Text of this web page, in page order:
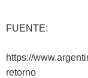
FUENTE:
https://
retorno